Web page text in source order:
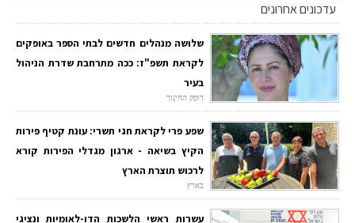
עדכונים אחרונים
שלושה מנהלים חדשים לבתי הספר באופקים
לקראת תשפ"ז: ככה מתרחבת שדרת הניהול
בעיר
דופק החינוך
שפע פרי לקראת חגי תשרי: עונת קטיף פירות
הקיץ בשיאה - ארגון מגדלי הפירות קורא
לרכוש תוצרת הארץ
בארץ
עשרות ראשי הלשכות הדו-לאומיות ונציגי